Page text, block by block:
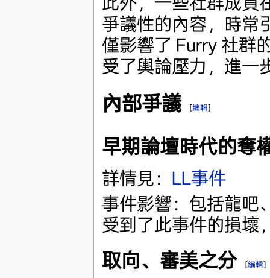
爭議性的內容，時常
僅影響了 Furry 社群
受了輿論壓力，進一
內部爭議 [編輯]
早期論壇時代的奪
詳情見： LL事件
事件影響：包括龍吧
受到了此事件的損壞
取向、審美之分 [編輯]